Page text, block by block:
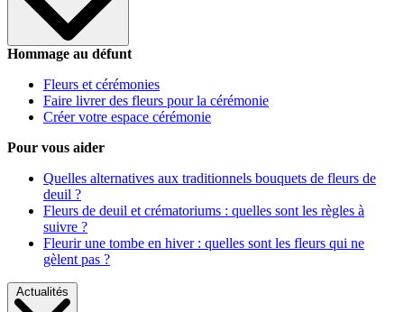
Hommage au défunt
Fleurs et cérémonies
Faire livrer des fleurs pour la cérémonie
Créer votre espace cérémonie
Pour vous aider
Quelles alternatives aux traditionnels bouquets de fleurs de
deuil ?
Fleurs de deuil et crématoriums : quelles sont les règles à
suivre ?
Fleurir une tombe en hiver : quelles sont les fleurs qui ne
gèlent pas ?
Actualités